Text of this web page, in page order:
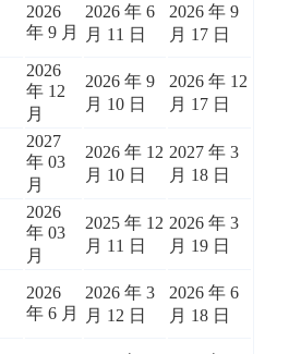
2026
年 9 月
2026 年 6
月 11 日
2026 年 9
月 17 日
2026
年 12
月
2026 年 9
月 10 日
2026 年 12
月 17 日
2027
年 03
月
2026 年 12
月 10 日
2027 年 3
月 18 日
2026
年 03
月
2025 年 12
月 11 日
2026 年 3
月 19 日
2026
年 6 月
2026 年 3
月 12 日
2026 年 6
月 18 日